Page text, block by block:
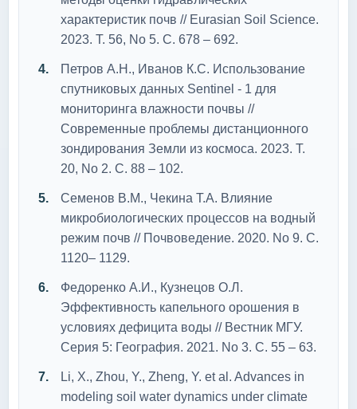
характеристик почв // Eurasian Soil Science.
2023. Т. 56, No 5. С. 678 – 692.
Петров А.Н., Иванов К.С. Использование
спутниковых данных Sentinel - 1 для
мониторинга влажности почвы //
Современные проблемы дистанционного
зондирования Земли из космоса. 2023. Т.
20, No 2. С. 88 – 102.
Семенов В.М., Чекина Т.А. Влияние
микробиологических процессов на водный
режим почв // Почвоведение. 2020. No 9. С.
1120– 1129.
Федоренко А.И., Кузнецов О.Л.
Эффективность капельного орошения в
условиях дефицита воды // Вестник МГУ.
Серия 5: География. 2021. No 3. С. 55 – 63.
Li, X., Zhou, Y., Zheng, Y. et al. Advances in
modeling soil water dynamics under climate